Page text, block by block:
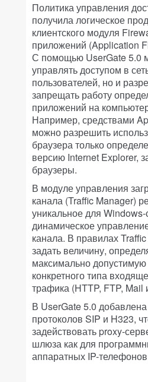
Политика управления
получила логическое
клиентского модуля
приложений (Application
С помощью UserGate 5.0
управлять доступом в
пользователей, но и
запрещать работу
приложений на
Например, средствами
можно разрешить
браузера только
версию Internet Explorer,
браузеры.
В модуле управления
канала (Traffic Manager)
уникальное для Windows-
динамическое
канала. В правилах
задать величину,
максимально допустимую
конкретного типа
трафика (HTTP, FTP, Mail
В UserGate 5.0
протоколов SIP и H323,
задействовать proxy-
шлюза как для
аппаратных IP-